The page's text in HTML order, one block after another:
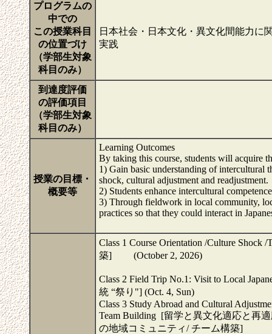
プログラムの
中での
この授業科目
の位置づけ
（学部生対象
科目のみ）
日本社会・日本文化・異文化間能力に
実践
到達度評価
の評価項目
（学部生対象
科目のみ）
授業の目標・
概要等
Learning Outcomes
By taking this course, students will acquire
1) Gain basic understanding of intercultural
shock, cultural adjustment and readjustment.
2) Students enhance intercultural
3) Through fieldwork in local community,
practices so that they could interact in
Class 1 Course Orientation /Culture
築] (October 2, 2026)
Class 2 Field Trip No.1: Visit to Local
統 “祭り"] (Oct. 4, Sun)
Class 3 Study Abroad and Cultural
Team Building [留学と異文化適応と再
の地域コミュニティ/ チーム構築]